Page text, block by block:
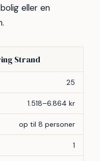
eller en
Strand
25
1.518–6.864 kr
op til 8 personer
1